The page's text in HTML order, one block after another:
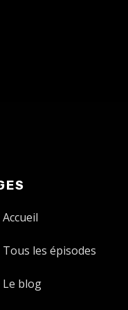
Accueil
Tous les épisodes
Le blog